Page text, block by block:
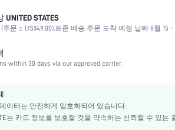
살구색
Cheeky
용자:
커플, 10대, 신부, 들러리, 베스티
93% 면, 7% 폴리우레탄
콘트라스트 레이스
STATES
문 ≥ US$49.00).표준 배송 주문 도착 예정 날짜 8월 15 -
within 30 days via our approved carrier.
이터는 안전하게 암호화되어 있습니다.
는 카드 정보를 보호할 것을 약속하는 신뢰할 수 있는